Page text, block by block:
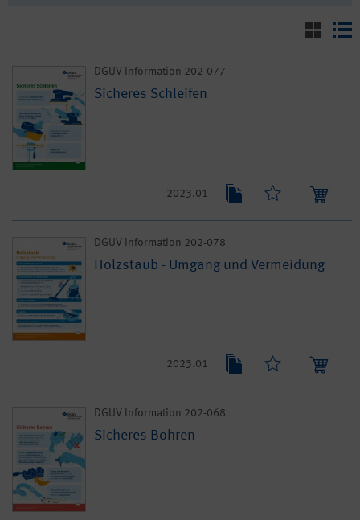
DGUV Information 202-077
Sicheres Schleifen
2023.01
DGUV Information 202-078
Holzstaub - Umgang und Vermeidung
2023.01
DGUV Information 202-068
Sicheres Bohren